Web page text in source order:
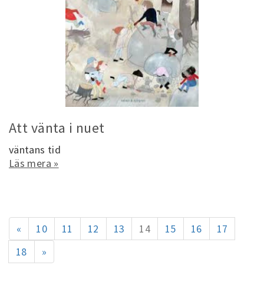
Att vänta i nuet
väntans tid
Läs mera »
« 10 11 12 13 14 15 16
17
18
»